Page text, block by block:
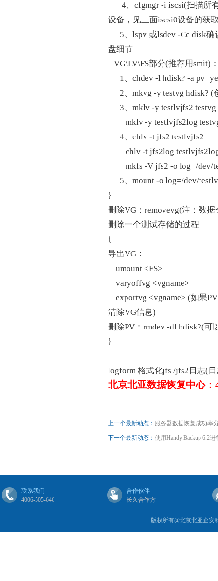
4、cfgmgr -i iscsi(扫描所有
设备，见上面iscsi0设备的获
5、lspv 或lsdev -Cc disk确
盘细节
VG\LV\FS部分(推荐用smit)
1、chdev -l hdisk? -a
2、mkvg -y testvg hdisk? (
3、mklv -y testlvjfs2 testvg
mklv -y testlvjfs2log
4、chlv -t jfs2 testlvjfs2
chlv -t jfs2log
mkfs -V jfs2 -o log=/dev/
5、mount -o log=/dev/
}
删除VG：removevg(注：数据
删除一个测试存储的过程
{
导出VG：
umount <FS>
varyoffvg <vgname>
exportvg <vgname> (如果
清除VG信息)
删除PV：rmdev -dl hdisk?(可
}
logform 格式化jfs /jfs2日志(
北京北亚数据恢复中心：
上一个最新动态： 服务器数据恢复成功率
下一个最新动态： 使用Handy Backup 6.2
联系我们
4006-505-646
合作伙伴
长久合作方
版权所有@北京北亚企安